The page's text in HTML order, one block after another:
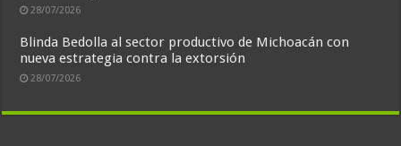
28/07/2026
Blinda Bedolla al sector productivo de Michoacán con
nueva estrategia contra la extorsión
28/07/2026